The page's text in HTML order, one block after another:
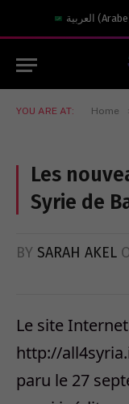
العربية (Arabe
YOU ARE AT: Home
Les
Syrie de
BY SARAH AKEL
Le site
http://
paru le 27